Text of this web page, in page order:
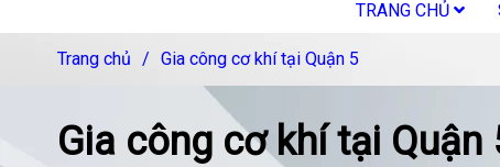
TRANG CHỦ
Trang chủ / Gia công cơ khí tại Quận 5
Gia công cơ khí tại Quận